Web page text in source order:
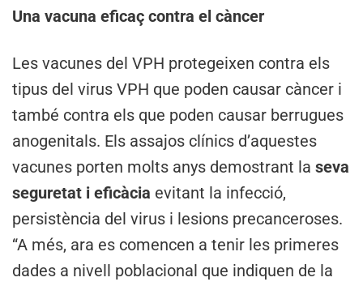
Una vacuna eficaç contra el càncer
Les vacunes del VPH protegeixen contra els
tipus del virus VPH que poden causar càncer i
també contra els que poden causar berrugues
anogenitals. Els assajos clínics d’aquestes
vacunes porten molts anys demostrant la seva
seguretat i eficàcia evitant la infecció,
persistència del virus i lesions precanceroses.
“A més, ara es comencen a tenir les primeres
dades a nivell poblacional que indiquen de la